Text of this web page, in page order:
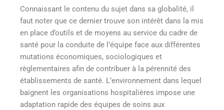
Connaissant le contenu du sujet dans sa globalité, il
faut noter que ce dernier trouve son intérêt dans la mis
en place d’outils et de moyens au service du cadre de
santé pour la conduite de l’équipe face aux différentes
mutations économiques, sociologiques et
règlementaires afin de contribuer à la pérennité des
établissements de santé. L’environnement dans lequel
baignent les organisations hospitalières impose une
adaptation rapide des équipes de soins aux